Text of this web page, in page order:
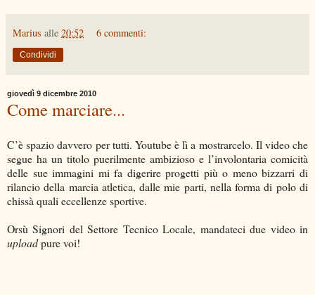
Marius alle 20:52 6 commenti:
Condividi
giovedì 9 dicembre 2010
Come marciare...
C’è spazio davvero per tutti. Youtube è lì a mostrarcelo. Il video che
segue ha un titolo puerilmente ambizioso e l’involontaria comicità
delle sue immagini mi fa digerire progetti più o meno bizzarri di
rilancio della marcia atletica, dalle mie parti, nella forma di polo di
chissà quali eccellenze sportive.
Orsù Signori del Settore Tecnico Locale, mandateci due video in
uploadpure voi!